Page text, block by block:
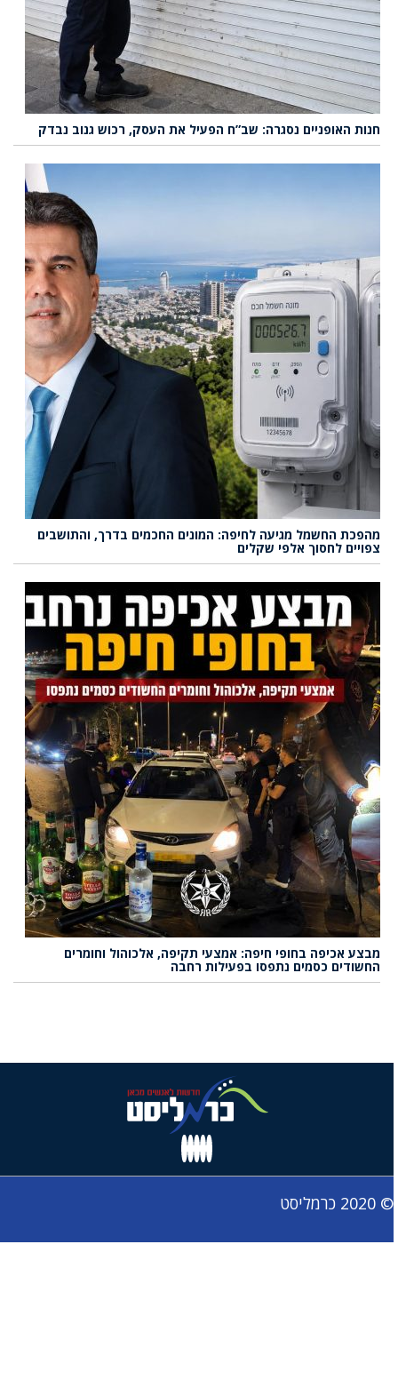
חנות האופניים נסגרה: שב”ח הפעיל את העסק, רכוש גנוב נבדק
מהפכת החשמל מגיעה לחיפה: המונים החכמים בדרך, והתושבים
צפויים לחסוך אלפי שקלים
מבצע אכיפה בחופי חיפה: אמצעי תקיפה, אלכוהול וחומרים
החשודים כסמים נתפסו בפעילות רחבה
© 2020 כרמליסט